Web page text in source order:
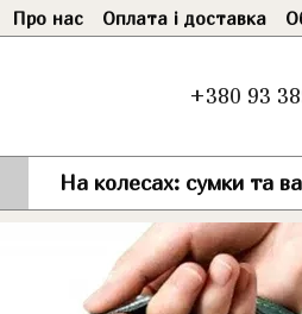
Про нас Оплата і доставка
+380 93
На колесах: сумки та